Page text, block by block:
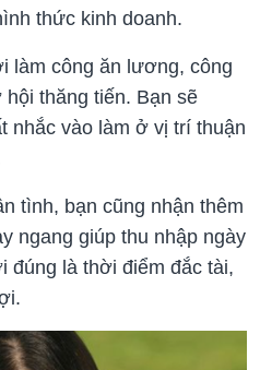
thức kinh doanh.
làm công ăn lương, công
thăng tiến. Bạn sẽ
nhắc vào làm ở vị trí thuận
tình, bạn cũng nhận thêm
ngang giúp thu nhập ngày
đúng là thời điểm đắc tài,